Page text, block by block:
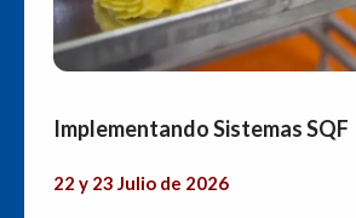
Implementando Sistemas SQF
22 y 23 Julio de 2026